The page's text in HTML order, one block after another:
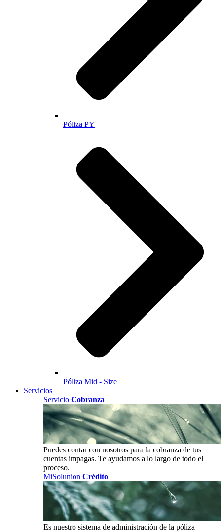
Póliza PY
Póliza Mid - Size
Servicios
Servicio Cobranza
Puedes contar con nosotros para la cobranza de tus
cuentas impagas. Te ayudamos a lo largo de todo el
proceso.
MiSolunion Crédito
Es nuestro sistema de administración de la póliza